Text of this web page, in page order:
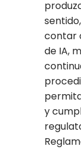
contar
de IA,
y